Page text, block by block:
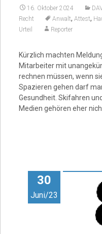
16. Oktober 2024
Recht Anwalt, Attest,
Urteil Reporter
Kürzlich machten
Mitarbeiter mit
rechnen müssen, wenn
Spazieren gehen darf
Gesundheit. Skifahren
Medien gehören eher
30
Juni/23